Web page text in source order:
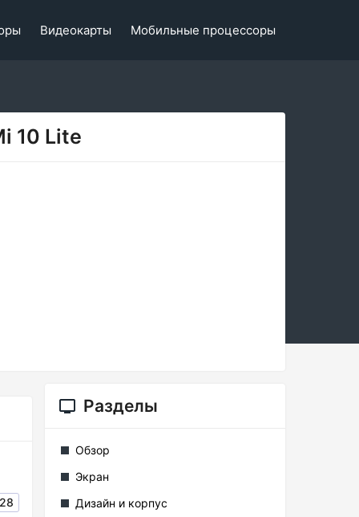
Видеокарты Мобильные процессоры
10 Lite
28
Разделы
Обзор
Экран
Дизайн и корпус